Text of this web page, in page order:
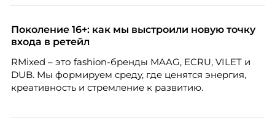
Поколение 16+: как мы выстроили новую точку
входа в ретейл
RMixed – это fashion-бренды MAAG, ECRU, VILET и
DUB. Мы формируем среду, где ценятся энергия,
креативность и стремление к развитию.